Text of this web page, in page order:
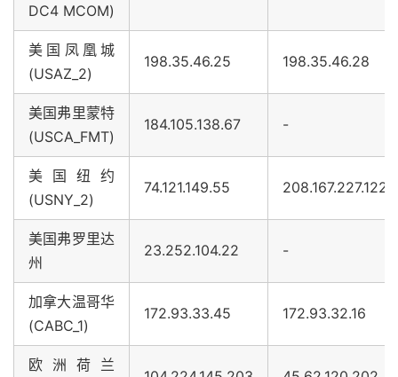
DC4 MCOM)
美国凤凰城
(USAZ_2)
198.35.46.25 198.35.46.28
美国弗里蒙特
(USCA_FMT)
184.105.138.67 -
美国纽约
(USNY_2)
74.121.149.55 208.167.227.122
美国弗罗里达
州
23.252.104.22 -
加拿大温哥华
(CABC_1)
172.93.33.45 172.93.32.16
欧洲荷兰